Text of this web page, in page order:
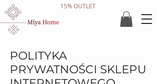
15% OUTLET
POLITYKA
PRYWATNOŚCI SKLEPU